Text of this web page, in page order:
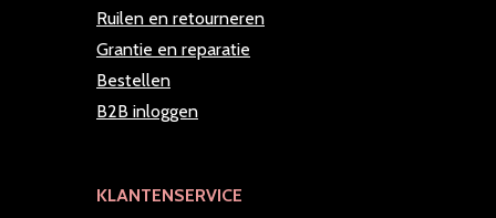
Ruilen en retourneren
Grantie en reparatie
Bestellen
B2B inloggen
KLANTENSERVICE